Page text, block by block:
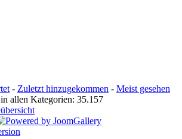
- Zuletzt hinzugekommen - Meist gesehen
allen Kategorien: 35.157